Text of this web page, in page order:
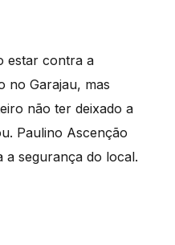
estar contra a
no Garajau, mas
não ter deixado a
Paulino Ascenção
a segurança do local.